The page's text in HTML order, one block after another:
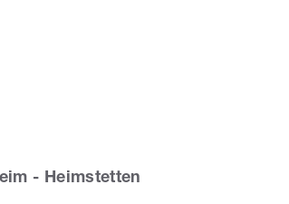
- Heimstetten